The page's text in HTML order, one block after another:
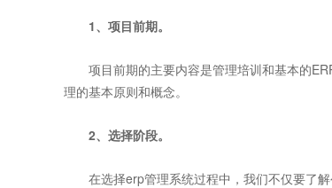
1、项目前期。
项目前期的主要内容是管理培训和基本的
理的基本原则和概念。
2、选择阶段。
在选择erp管理系统过程中，我们不仅要了解